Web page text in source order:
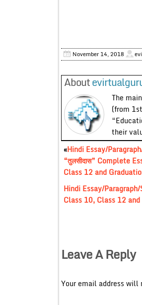
November 14, 2018
About
The
(from
their
«Hindi Essay/
“तुलसीदास” Complete
Class 12 and
Hindi Essay/
Class 10, Class 12
Leave A Reply
Your email address will